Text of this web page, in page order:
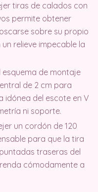
tiras de calados con
permite obtener
sobre su propio
relieve impecable la
esquema de montaje
de 2 cm para
idónea del escote en V
ni soporte.
un cordón de 120
para que la tira
traseras del
cómodamente a